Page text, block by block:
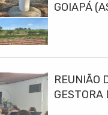
GOIAPÁ
REUNIÃO
GESTORA